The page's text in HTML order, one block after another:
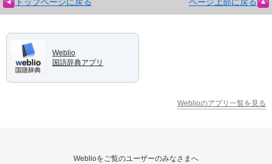
Weblio
国語辞典アプリ
Weblioのアプリ一覧を見る
Weblioをご覧のユーザーのみなさまへ